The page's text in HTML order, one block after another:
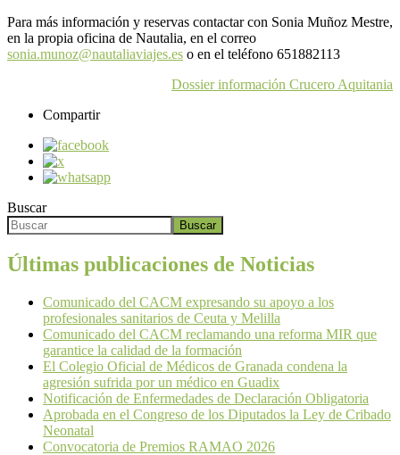
Para más información y reservas contactar con Sonia Muñoz Mestre,
en la propia oficina de Nautalia, en el correo
sonia.munoz@nautaliaviajes.es o en el teléfono 651882113
Dossier información Crucero Aquitania
Compartir
Buscar
Buscar
Últimas publicaciones de Noticias
Comunicado del CACM expresando su apoyo a los
profesionales sanitarios de Ceuta y Melilla
Comunicado del CACM reclamando una reforma MIR que
garantice la calidad de la formación
El Colegio Oficial de Médicos de Granada condena la
agresión sufrida por un médico en Guadix
Notificación de Enfermedades de Declaración Obligatoria
Aprobada en el Congreso de los Diputados la Ley de Cribado
Neonatal
Convocatoria de Premios RAMAO 2026